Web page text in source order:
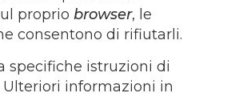
propriobrowser, le
consentono di rifiutarli.
specifiche istruzioni di
informazioni in